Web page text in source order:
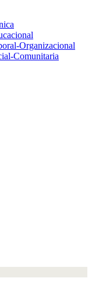
Organizacional
Comunitaria